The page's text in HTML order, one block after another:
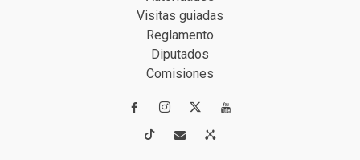
Visitas guiadas
Reglamento
Diputados
Comisiones
 
 